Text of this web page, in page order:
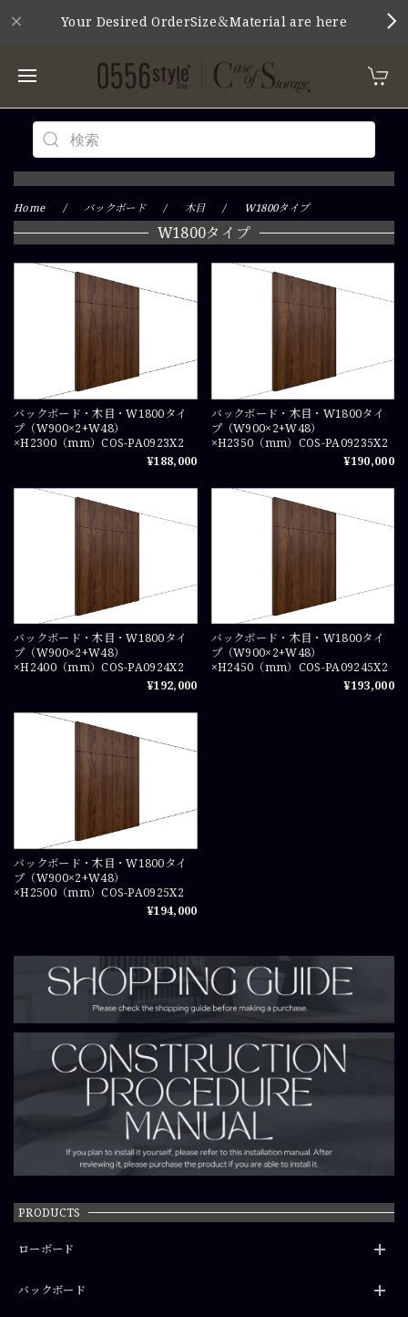
Your Desired OrderSize＆Material are here
PRODUCTS
ローボード
バックボード
Home バックボード 木目 W1800タイプ
W1800タイプ
バックボード・木目・W1800タイ
プ（W900×2+W48）
×H2300（mm）COS-PA0923X2
¥188,000
バックボード・木目・W1800タイ
プ（W900×2+W48）
×H2350（mm）COS-PA09235X2
¥190,000
バックボード・木目・W1800タイ
プ（W900×2+W48）
×H2400（mm）COS-PA0924X2
¥192,000
バックボード・木目・W1800タイ
プ（W900×2+W48）
×H2450（mm）COS-PA09245X2
¥193,000
バックボード・木目・W1800タイ
プ（W900×2+W48）
×H2500（mm）COS-PA0925X2
¥194,000